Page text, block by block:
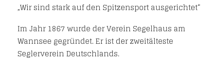
„Wir sind stark auf den Spitzensport ausgerichtet“
Im Jahr 1867 wurde der Verein Segelhaus am
Wannsee gegründet. Er ist der zweitälteste
Seglerverein Deutschlands.